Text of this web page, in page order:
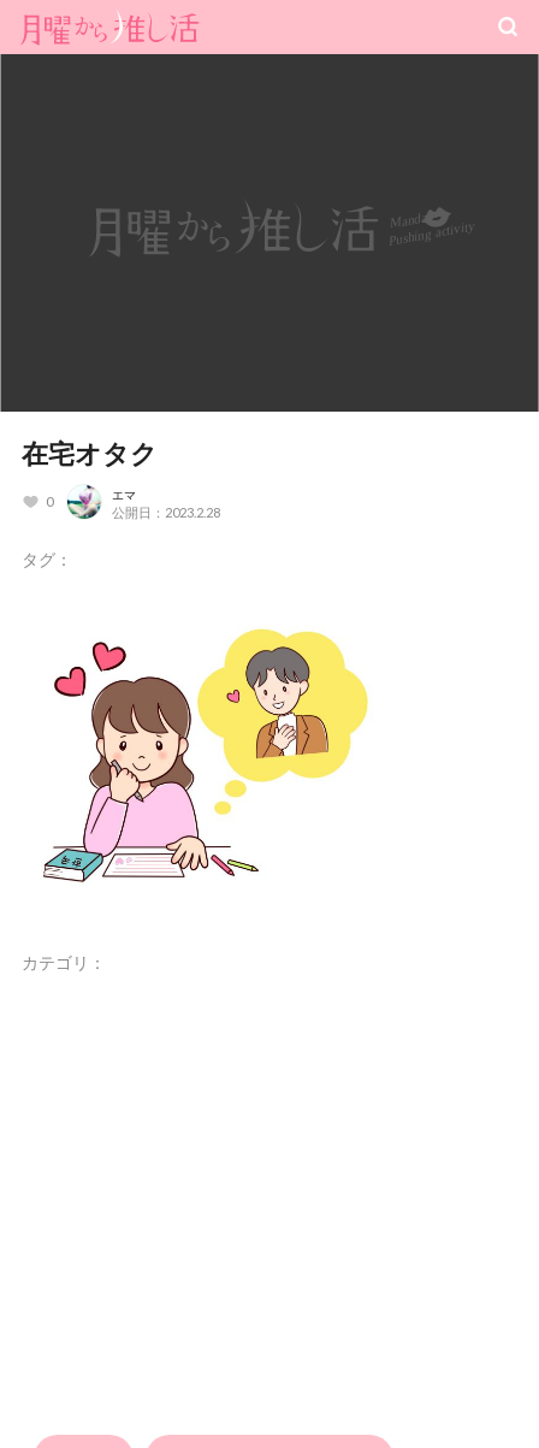
在宅オタク
0 エマ
公開日：2023.2.28
タグ：
カテゴリ：